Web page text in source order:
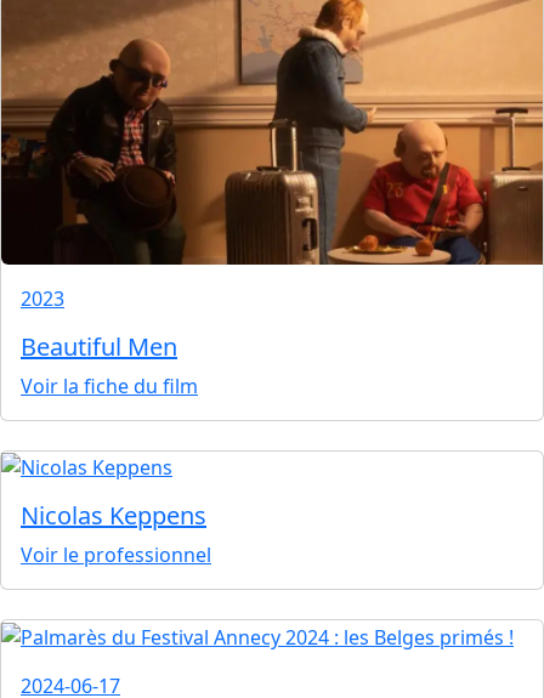
2023
Beautiful Men
Voir la fiche du film
Nicolas Keppens
Voir le professionnel
2024-06-17